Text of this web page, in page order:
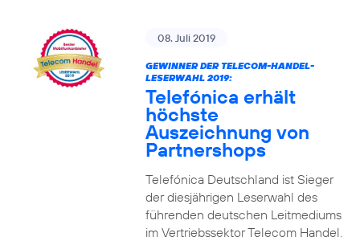
08. Juli 2019
GEWINNER DER TELECOM-HANDEL-
LESERWAHL 2019:
Telefónica erhält
höchste
Auszeichnung von
Partnershops
Telefónica Deutschland ist Sieger
der diesjährigen Leserwahl des
führenden deutschen Leitmediums
im Vertriebssektor Telecom Handel.